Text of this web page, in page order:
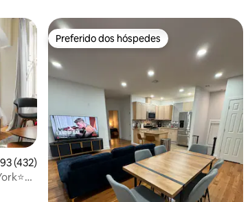
de uma avaliação média de 5, 432 avaliações
(432)
Preferido dos hóspedes
Preferido dos hóspedes